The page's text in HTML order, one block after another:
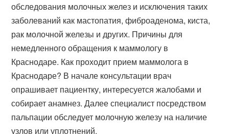
обследования молочных желез и исключения таких
заболеваний как мастопатия, фиброаденома, киста,
рак молочной железы и других. Причины для
немедленного обращения к маммологу в
Краснодаре. Как проходит прием маммолога в
Краснодаре? В начале консультации врач
опрашивает пациентку, интересуется жалобами и
собирает анамнез. Далее специалист посредством
пальпации обследует молочную железу на наличие
узлов или уплотнений.